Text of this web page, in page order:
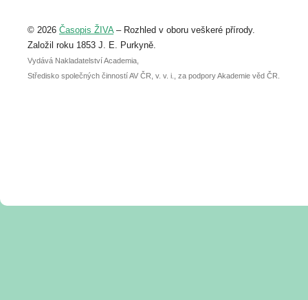
abstraktu přihlášené přednášky nebo
posteru je už 30. června.
© 2026 Časopis ŽIVA– Rozhled v oboru veškeré přírody.
Založil roku 1853 J. E. Purkyně.
Vydává Nakladatelství Academia,
Středisko společných činností AV ČR, v. v. i., za podpory Akademie věd ČR.